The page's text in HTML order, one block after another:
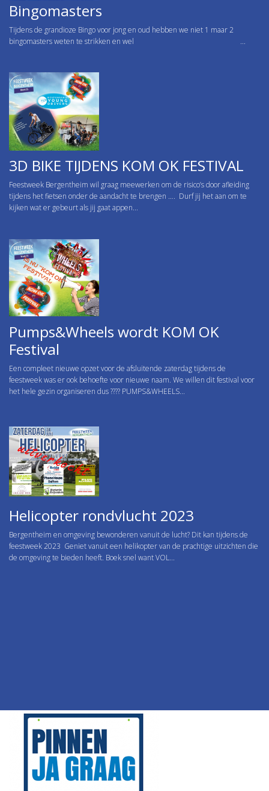
Bingomasters
Tijdens de grandioze Bingo voor jong en oud hebben we niet 1 maar 2
bingomasters weten te strikken en wel ...
3D BIKE TIJDENS KOM OK FESTIVAL
Feestweek Bergentheim wil graag meewerken om de risico’s door afleiding
tijdens het fietsen onder de aandacht te brengen …. Durf jij het aan om te
kijken wat er gebeurt als jij gaat appen...
Pumps&Wheels wordt KOM OK
Festival
Een compleet nieuwe opzet voor de afsluitende zaterdag tijdens de
feestweek was er ook behoefte voor nieuwe naam. We willen dit festival voor
het hele gezin organiseren dus ???? PUMPS&WHEELS...
Helicopter rondvlucht 2023
Bergentheim en omgeving bewonderen vanuit de lucht? Dit kan tijdens de
feestweek 2023 Geniet vanuit een helikopter van de prachtige uitzichten die
de omgeving te bieden heeft. Boek snel want VOL...